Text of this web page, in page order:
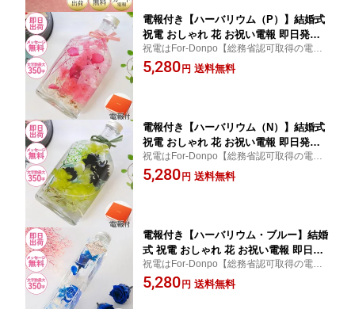
電報付き【ハーバリウム（P）】結婚式
祝電 おしゃれ 花 お祝い電報 即日発送
誕生日 記念日 卒業 入学祝い 還暦祝い
受章 退職 昇進 就任 開店祝い
祝電はFor-Donpo【総務省認可取得の電報
サービス】【送料無料】ハーバリウム 結婚
式 電報 おしゃれ 定番 花 プリザーブドフラ
5,280 円 送料無料
電報付き【ハーバリウム（N）】結婚式
祝電 おしゃれ 花 お祝い電報 即日発送
誕生日 記念日 卒業 入学祝い 還暦祝い
受章 退職 昇進 就任 開店祝い
祝電はFor-Donpo【総務省認可取得の電報
サービス】【送料無料】ハーバリウム 結婚
式 電報 おしゃれ 定番 花 プリザーブドフラ
5,280 円 送料無料
電報付き【ハーバリウム・ブルー】結婚
式 祝電 おしゃれ 花 お祝い電報 即日発
送 誕生日 記念日 卒業 入学祝い 還暦祝
い 受章 退職 昇進 就任 開店祝い 花 青
祝電はFor-Donpo【総務省認可取得の電報
サービス】【送料無料】ハーバリウム 結婚
式 電報 おしゃれ 定番 花 プリザーブドフラ
5,280 円 送料無料